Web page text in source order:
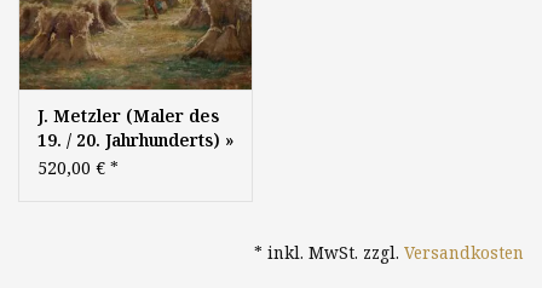
J. Metzler (Maler des
19. / 20. Jahrhunderts) »
Öl-Gemälde
520,00 € *
* inkl. MwSt. zzgl. Versandkosten